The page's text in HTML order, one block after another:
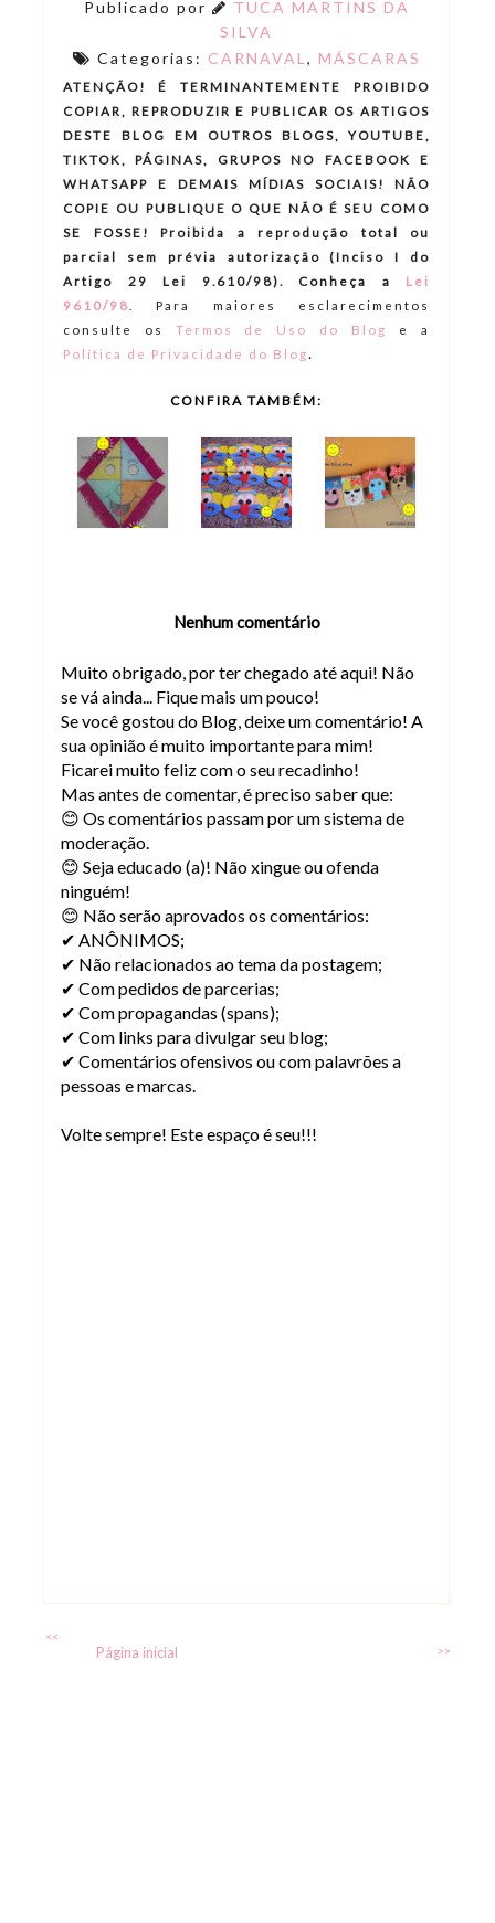
Publicado por
TUCA MARTINS DA
SILVA
Categorias: CARNAVAL , MÁSCARAS
ATENÇÃO! É TERMINANTEMENTE PROIBIDO
COPIAR, REPRODUZIR E PUBLICAR OS ARTIGOS
DESTE BLOG EM OUTROS BLOGS, YOUTUBE,
TIKTOK, PÁGINAS, GRUPOS NO FACEBOOK E
WHATSAPP E DEMAIS MÍDIAS SOCIAIS! NÃO
COPIE OU PUBLIQUE O QUE NÃO É SEU COMO
SE FOSSE! Proibida a reprodução total ou
parcial sem prévia autorização (Inciso I do
Artigo 29 Lei 9.610/98). Conheça a
Lei
9610/98
Para maiores esclarecimentos
consulte os Termos de Uso do Blog
e a
Política de Privacidade do Blog.
CONFIRA TAMBÉM:
Nenhum comentário
Muito obrigado, por ter chegado até aqui! Não
se vá ainda... Fique mais um pouco!
Se você gostou do Blog, deixe um comentário! A
sua opinião é muito importante para mim!
Ficarei muito feliz com o seu recadinho!
Mas antes de comentar, é preciso saber que:
😊 Os comentários passam por um sistema de
moderação.
😊 Seja educado (a)! Não xingue ou ofenda
ninguém!
😊 Não serão aprovados os comentários:
✔ ANÔNIMOS;
✔ Não relacionados ao tema da postagem;
✔ Com pedidos de parcerias;
✔ Com propagandas (spans);
✔ Com links para divulgar seu blog;
✔ Comentários ofensivos ou com palavrões a
pessoas e marcas.
Volte sempre! Este espaço é seu!!!
<<
>>
Página inicial